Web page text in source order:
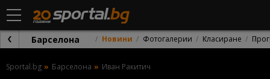
Барселона Новини Фотогалерии Класиране
Sportal.bg Барселона Иван Ракитич